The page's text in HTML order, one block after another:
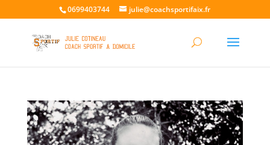
0699403744 julie@coachsportifaix.fr